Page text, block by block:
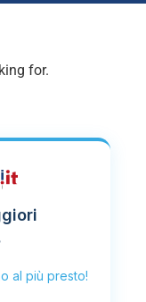
for.
al più presto!